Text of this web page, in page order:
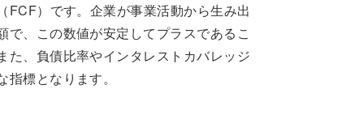
FCF）です。企業が事業活動から生み出
、この数値が安定してプラスであるこ
た、負債比率やインタレストカバレッジ
標となります。